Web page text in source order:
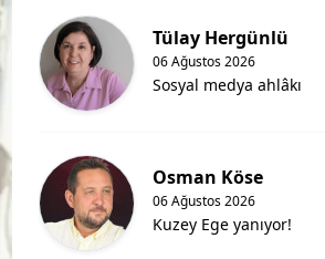
Tülay Hergünlü
06 Ağustos 2026
Sosyal medya ahlâkı
Osman Köse
06 Ağustos 2026
Kuzey Ege yanıyor!